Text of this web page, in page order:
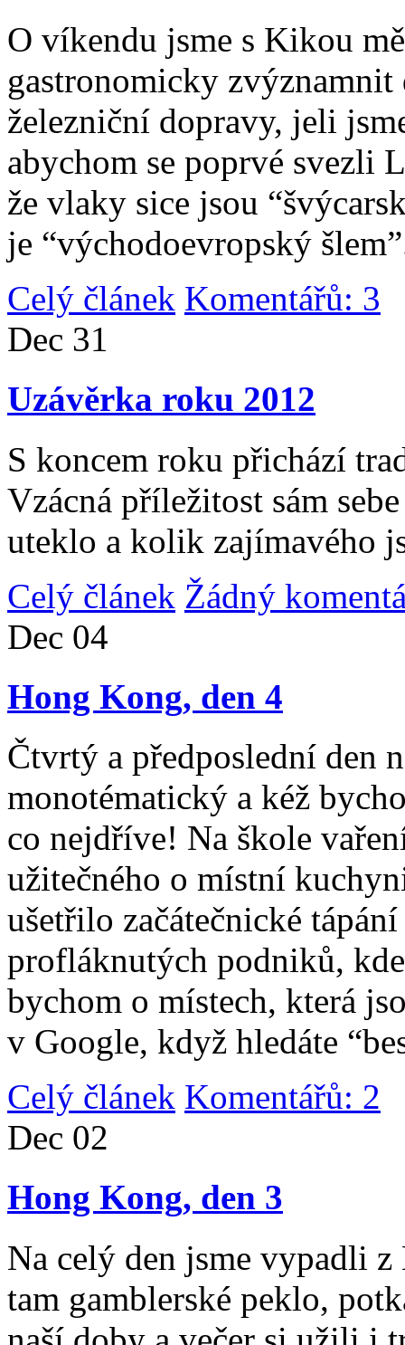
O víkendu jsme s Kikou
gastronomicky
železniční dopravy, jeli
abychom se poprvé svezli
že vlaky sice jsou
je “východoevropský
Celý článek Komentářů: 3
Dec 31
Uzávěrka roku 2012
S koncem roku přichází
Vzácná příležitost sám
uteklo a kolik zajímavého
Celý článek Žádný
Dec 04
Hong Kong, den 4
Čtvrtý a předposlední den
monotématický a kéž
co nejdříve! Na škole
užitečného o místní
ušetřilo začátečnické
profláknutých podniků,
bychom o místech, která
v Google, když hledáte
Celý článek Komentářů: 2
Dec 02
Hong Kong, den 3
Na celý den jsme vypadli
tam gamblerské peklo,